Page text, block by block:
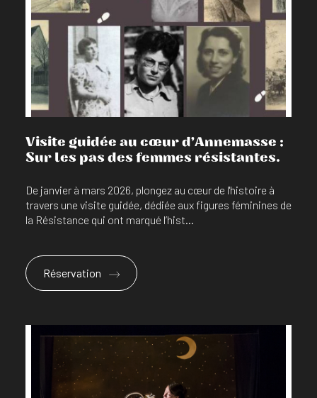
En savoir plus
Visite guidée au cœur d’Annemasse :
Sur les pas des femmes résistantes.
De janvier à mars 2026, plongez au cœur de l'histoire à
travers une visite guidée, dédiée aux figures féminines de
la Résistance qui ont marqué l’hist...
Réservation